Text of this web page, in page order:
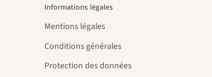
Informations légales
Mentions légales
Conditions générales
Protection des données